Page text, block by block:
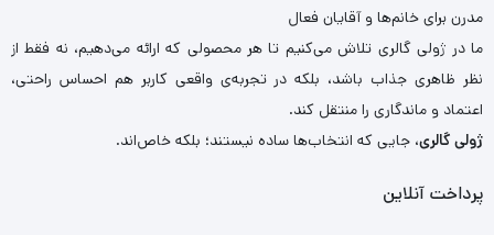
مدرن برای خانم‌ها و آقایان فعال
ما در ژولی گالری تلاش می‌کنیم تا هر محصولی که ارائه می‌دهیم، نه فقط از
نظر ظاهری جذاب باشد، بلکه در تجربه‌ی واقعی کاربر هم احساس راحتی،
اعتماد و ماندگاری را منتقل کند.
ژولی گالری، جایی که انتخاب‌ها ساده نیستند؛ بلکه خاص‌اند.
پرداخت آنلاین